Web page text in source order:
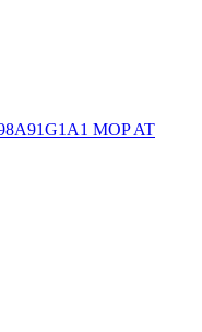
MOP AT